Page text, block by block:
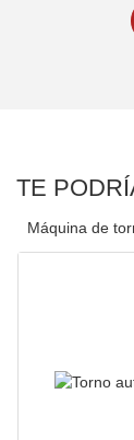
TE
Máquina de